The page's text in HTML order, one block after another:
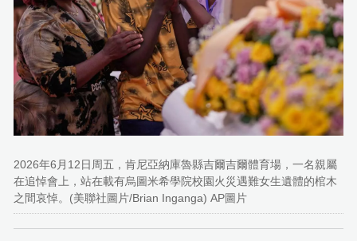
2026年6月12日周五，肯尼亞納庫魯縣吉爾吉爾體育場，一名親屬
在追悼會上，站在載有烏圖米希學院校園火災遇難女生遺體的棺木
之間哀悼。(美聯社圖片/Brian Inganga) AP圖片